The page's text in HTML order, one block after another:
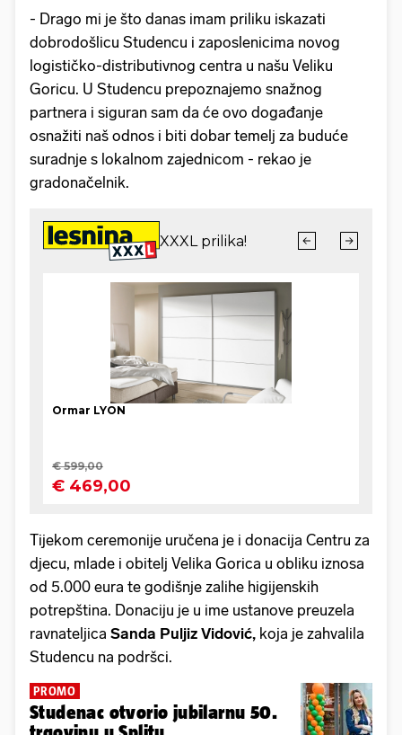
- Drago mi je što danas imam priliku iskazati
dobrodošlicu Studencu i zaposlenicima novog
logističko-distributivnog centra u našu Veliku
Goricu. U Studencu prepoznajemo snažnog
partnera i siguran sam da će ovo događanje
osnažiti naš odnos i biti dobar temelj za buduće
suradnje s lokalnom zajednicom - rekao je
gradonačelnik.
Tijekom ceremonije uručena je i donacija Centru za
djecu, mlade i obitelj Velika Gorica u obliku iznosa
od 5.000 eura te godišnje zalihe higijenskih
potrepština. Donaciju je u ime ustanove preuzela
ravnateljica Sanda Puljiz Vidović, koja je zahvalila
Studencu na podršci.
PROMO
Studenac otvorio jubilarnu 50.